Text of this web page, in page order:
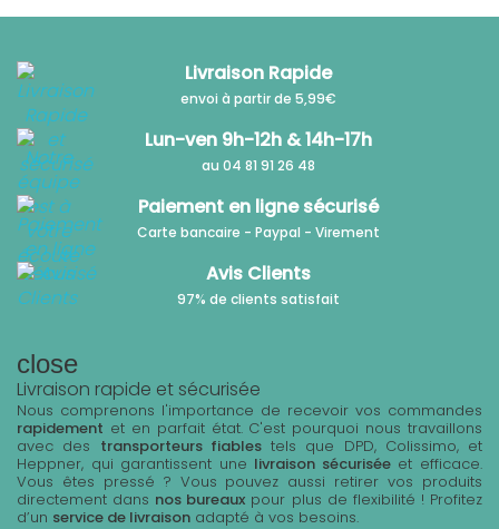
Livraison Rapide
envoi à partir de 5,99€
Lun-ven 9h-12h & 14h-17h
au 04 81 91 26 48
Paiement en ligne sécurisé
Carte bancaire - Paypal - Virement
Avis Clients
97% de clients satisfait
close
Livraison rapide et sécurisée
Nous comprenons l'importance de recevoir vos commandes
rapidement et en parfait état. C'est pourquoi nous travaillons
avec des transporteurs fiablestels que DPD, Colissimo, et
Heppner, qui garantissent une livraison sécuriséeet efficace.
Vous êtes pressé ? Vous pouvez aussi retirer vos produits
directement dans nos bureaux pour plus de flexibilité ! Profitez
d’un service de livraison adapté à vos besoins.